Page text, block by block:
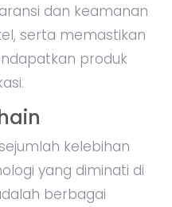
dan keamanan
serta memastikan
produk
kelebihan
yang diminati di
berbagai